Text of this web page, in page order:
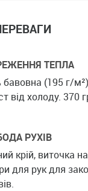
ТЕПЛА
бавовна (195 г/
від холоду. 370
РУХІВ
крій, виточка
для рук для